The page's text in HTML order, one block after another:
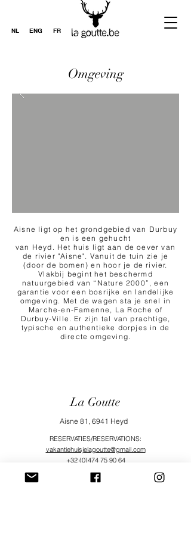
NL ENG FR
Omgeving
Aisne ligt op het grondgebied van Durbuy
en is een gehucht
van Heyd. Het huis ligt aan de oever van
de rivier "Aisne". Vanuit de tuin zie je
(door de bomen) en hoor je de rivier.
Vlakbij begint het beschermd
natuurgebied van “Nature 2000”, een
garantie voor een bosrijke en landelijke
omgeving. Met de wagen sta je snel in
Marche-en-Famenne, La Roche of
Durbuy-Ville. Er zijn tal van prachtige,
typische en authentieke dorpjes in de
directe omgeving.
La Goutte
Aisne 81, 6941 Heyd
RESERVATIES/RESERVATIONS:
vakantiehuisjelagoutte@gmail.com
+32 (0)474 75 90 64
+32 (0)472 54 14 68